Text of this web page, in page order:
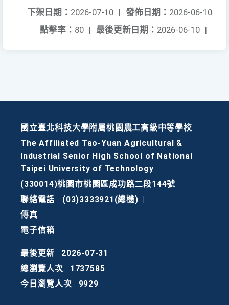
發佈日期： 2026-06-10
下架日期： 2026-07-10 |
最後更新日期： 2026-06-10 |
點擊率： 80 |
國立臺北科技大學附屬桃園農工高級中等學校
The Affiliated Tao-Yuan Agricultural &
Industrial Senior High School of National
Taipei University of Technology
(330014)桃園市桃園區成功路二段144號
聯絡電話
(03)3333921(總機)
傳真
電子信箱
最後更新
2026-07-31
總瀏覽人次
1737585
今日瀏覽人次
9929